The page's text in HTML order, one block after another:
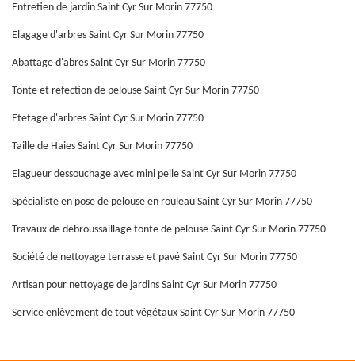
Entretien de jardin Saint Cyr Sur Morin 77750
Elagage d'arbres Saint Cyr Sur Morin 77750
Abattage d'abres Saint Cyr Sur Morin 77750
Tonte et refection de pelouse Saint Cyr Sur Morin 77750
Etetage d'arbres Saint Cyr Sur Morin 77750
Taille de Haies Saint Cyr Sur Morin 77750
Elagueur dessouchage avec mini pelle Saint Cyr Sur Morin 77750
Spécialiste en pose de pelouse en rouleau Saint Cyr Sur Morin 77750
Travaux de débroussaillage tonte de pelouse Saint Cyr Sur Morin 77750
Société de nettoyage terrasse et pavé Saint Cyr Sur Morin 77750
Artisan pour nettoyage de jardins Saint Cyr Sur Morin 77750
Service enlèvement de tout végétaux Saint Cyr Sur Morin 77750